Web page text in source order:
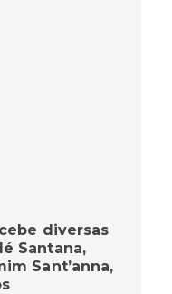
diversas
Santana,
Sant’anna,